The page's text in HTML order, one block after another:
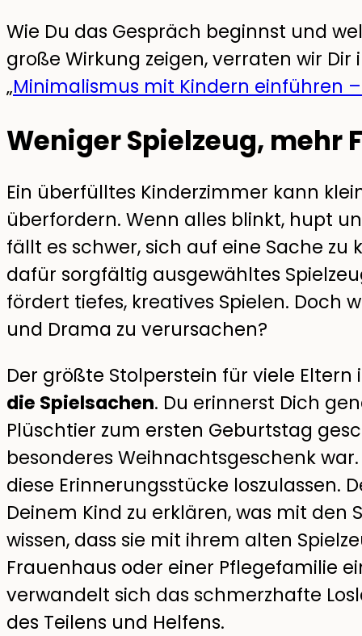
Wie Du das Gespräch beginnst und
große Wirkung zeigen, verraten wir
„Minimalismus mit Kindern einführen
Weniger Spielzeug, mehr
Ein überfülltes Kinderzimmer kann
überfordern. Wenn alles blinkt, hupt
fällt es schwer, sich auf eine Sache zu
dafür sorgfältig ausgewähltes
fördert tiefes, kreatives Spielen. Doch
und Drama zu verursachen?
Der größte Stolperstein für viele Eltern
die Spielsachen. Du erinnerst Dich
Plüschtier zum ersten Geburtstag
besonderes Weihnachtsgeschenk
diese Erinnerungsstücke loszulassen.
Deinem Kind zu erklären, was mit den
wissen, dass sie mit ihrem alten
Frauenhaus oder einer Pflegefamilie
verwandelt sich das schmerzhafte
des Teilens und Helfens.